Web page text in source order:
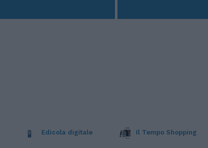
Edicola digitale Il Tempo Shopping